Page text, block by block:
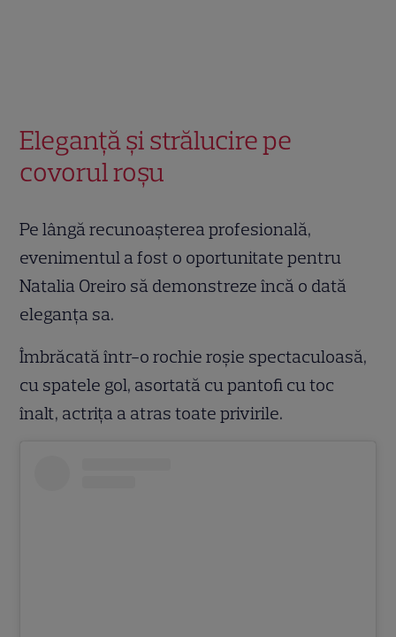
Eleganță și strălucire pe
covorul roșu
Pe lângă recunoașterea profesională,
evenimentul a fost o oportunitate pentru
Natalia Oreiro să demonstreze încă o dată
eleganța sa.
Îmbrăcată într-o rochie roșie spectaculoasă,
cu spatele gol, asortată cu pantofi cu toc
înalt, actrița a atras toate privirile.